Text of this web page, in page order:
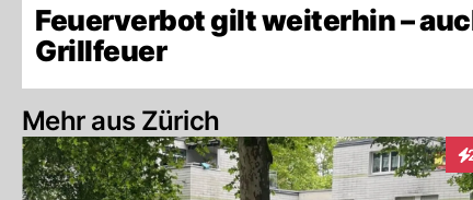
Feuerverbot gilt weiterhin –
Grillfeuer
Mehr aus Zürich